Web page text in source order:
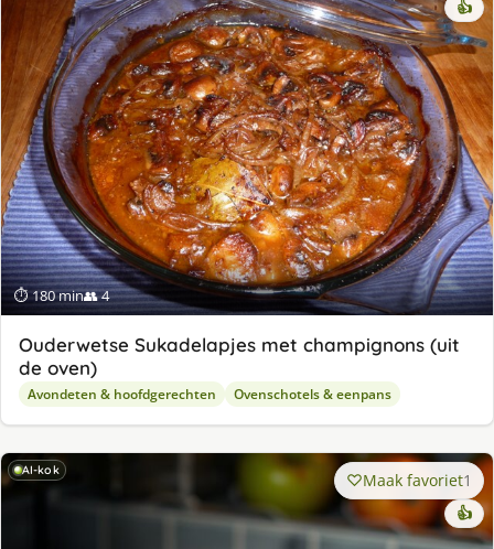
⏱ 180 min👥 4
👍
Ouderwetse Sukadelapjes met champignons (uit
de oven)
Avondeten & hoofdgerechten Ovenschotels & eenpans
AI-kok Maak favoriet1
👍